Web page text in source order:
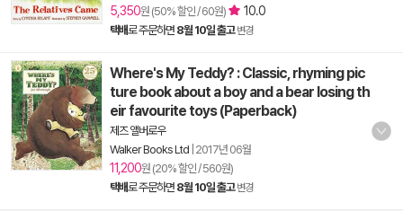
5,350원 (50% 할인 / 60원) 10.0
택배로 주문하면 8월 10일 출고 변경
Where's My Teddy? : Classic, rhyming pic
ture book about a boy and a bear losing th
eir favourite toys (Paperback)
제즈 앨버로우
Walker Books Ltd 2017년 06월
11,200원 (20% 할인 / 560원)
택배로 주문하면 8월 10일 출고 변경